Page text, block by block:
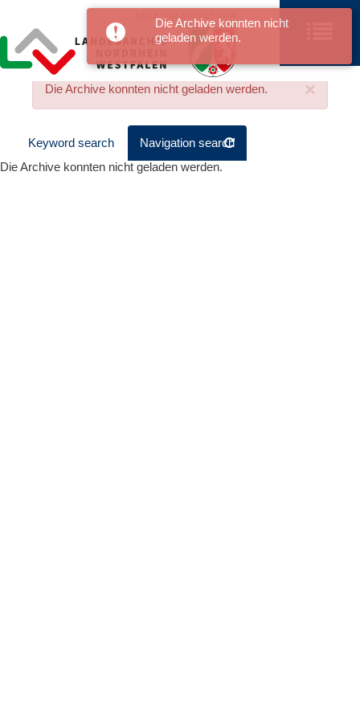
Die Archive konnten nicht
geladen werden.
Die Archive konnten nicht geladen werden. ×
Keyword search
Navigation search
Die Archive konnten nicht geladen werden.